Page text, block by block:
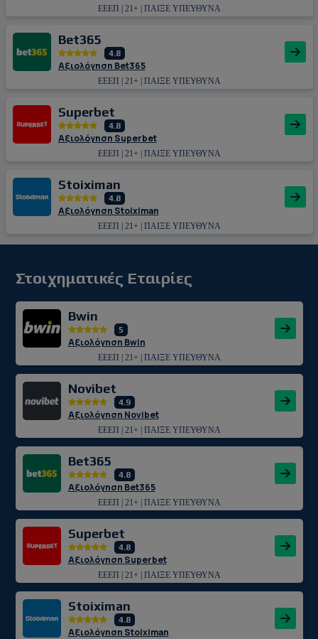
ΕΕΕΠ | 21+ | ΠΑΙΞΕ ΥΠΕΥΘΥΝΑ
Bet365
4.8
Αξιολόγηση Bet365
ΕΕΕΠ | 21+ | ΠΑΙΞΕ ΥΠΕΥΘΥΝΑ
Superbet
4.8
Αξιολόγηση Superbet
ΕΕΕΠ | 21+ | ΠΑΙΞΕ ΥΠΕΥΘΥΝΑ
Stoiximan
4.8
Αξιολόγηση Stoiximan
ΕΕΕΠ | 21+ | ΠΑΙΞΕ ΥΠΕΥΘΥΝΑ
Στοιχηματικές Εταιρίες
Bwin
5
Αξιολόγηση Bwin
ΕΕΕΠ | 21+ | ΠΑΙΞΕ ΥΠΕΥΘΥΝΑ
Novibet
4.9
Αξιολόγηση Novibet
ΕΕΕΠ | 21+ | ΠΑΙΞΕ ΥΠΕΥΘΥΝΑ
Bet365
4.8
Αξιολόγηση Bet365
ΕΕΕΠ | 21+ | ΠΑΙΞΕ ΥΠΕΥΘΥΝΑ
Superbet
4.8
Αξιολόγηση Superbet
ΕΕΕΠ | 21+ | ΠΑΙΞΕ ΥΠΕΥΘΥΝΑ
Stoiximan
4.8
Αξιολόγηση Stoiximan